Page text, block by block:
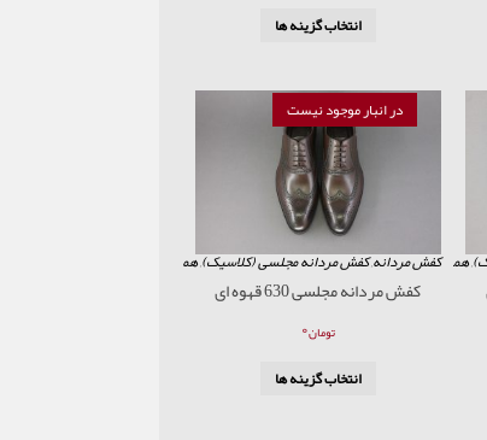
انتخاب گزینه ها
,همه محصولات
در انبار موجود نیست
کفش مردانه,کفش مردانه مجلسی (کلاسیک),همه محصولات
کفش مردانه مجلسی 630 قهوه ای
تومان۰
انتخاب گزینه ها